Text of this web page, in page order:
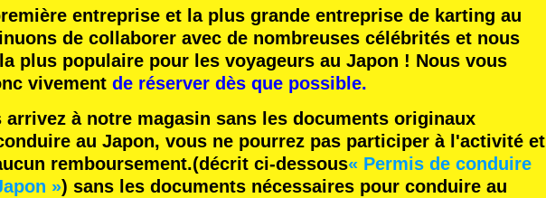
entreprise et la plus grande entreprise de karting au
de collaborer avec de nombreuses célébrités et nous
plus populaire pour les voyageurs au Japon ! Nous vous
vivement de réserver dès que possible.
à notre magasin sans les documents originaux
au Japon, vous ne pourrez pas participer à l'activité et
remboursement.(décrit ci-dessous« Permis de conduire
») sans les documents nécessaires pour conduire au